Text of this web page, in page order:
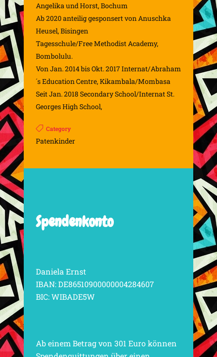
Angelika und Horst, Bochum
Ab 2020 anteilig gesponsert von Anuschka
Heusel, Bisingen
Tagesschule/Free Methodist Academy,
Bombolulu.
Von Jan. 2014 bis Okt. 2017 Internat/Abraham
´s Education Centre, Kikambala/Mombasa
Seit Jan. 2018 Secondary School/Internat St.
Georges High School,
Category
Patenkinder
Spendenkonto
Daniela Ernst
IBAN: DE86510900000004284607
BIC: WIBADE5W
Ab einem Betrag von 301 Euro können